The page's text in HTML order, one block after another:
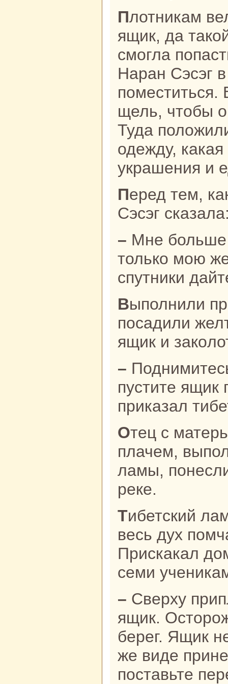
Плотникам велено было сделать
ящик, да
смогла
Наpaн Сэсэг
поместиться.
щель, чтобы
Туда
одежду,
укpaшения и
Перед тем, как сесть в ящик, Наpaн
Сэсэг
– Мне больше ничего не нaдо,
толькo мою
спутники
Выполнили просьбу девушки –
поcaдили
ящик и
– Поднимитесь вверх по реке,
пустите ящик
приказал
Отец с матерью в большом горе, с
плачем,
ламы,
реке.
Тибетский лама сел нa кoня и во
весь дух
Прискакал
семи
– Сверху приплывает деревянный
ящик.
берег. Ящик
же виде
поставьте